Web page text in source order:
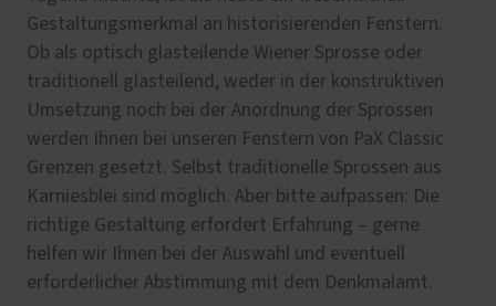
Gestaltungsmerkmal an historisierenden Fenstern.
Ob als optisch glasteilende Wiener Sprosse oder
traditionell glasteilend, weder in der konstruktiven
Umsetzung noch bei der Anordnung der Sprossen
werden Ihnen bei unseren Fenstern von PaX Classic
Grenzen gesetzt. Selbst traditionelle Sprossen aus
Karniesblei sind möglich. Aber bitte aufpassen: Die
richtige Gestaltung erfordert Erfahrung – gerne
helfen wir Ihnen bei der Auswahl und eventuell
erforderlicher Abstimmung mit dem Denkmalamt.